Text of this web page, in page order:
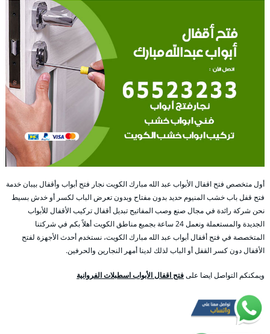
أول متخصص فتح اقفال الأبواب عبد الله مبارك الكويت نجار فتح أبواب وأقفال بيبان خدمة
فتح قفل باب خشب المنيوم حديد بدون مفتاح وبدون تعرض الباب لكسر أو خدش بسيط
نحن شركة رائدة في مجال صنع وصب المفاتيح تبديل أقفال تركيب الأقفال للأبواب
الجديدة والمستعملة ونعمل 24 ساعة بجميع مناطق الكويت أهلاً بكم في شركتنا
المتخصصة في فتح أقفال أبواب عبد الله مبارك الكويت، نستخدم أحدث الأجهزة لفتح
الأقفال دون كسر القفل أو الباب لذلك لدينا أمهر النجارين والحرفين.
ويمكنكم التواصل ايضا علىفتح اقفال الأبواب اسطبلات الفروانية